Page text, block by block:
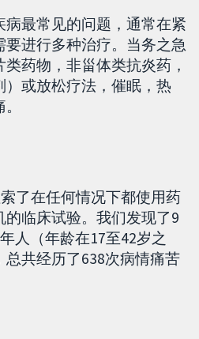
最常见的问题，通常在紧
进行多种治疗。当务之急
药物，非甾体类抗炎药，
或放松疗法，催眠，热
了在任何情况下都使用药
临床试验。我们发现了9
人（年龄在17至42岁之
共经历了638次病情痛苦